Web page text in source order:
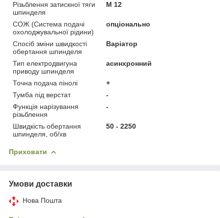
Різьблення затискної тяги
шпинделя
М 12
СОЖ (Система подачі
охолоджувальної рідини)
опціонально
Спосіб зміни швидкості
обертання шпинделя
Варіатор
Тип електродвигуна
приводу шпинделя
асинхронний
Точна подача пінолі
+
Тумба під верстат
-
Функція нарізування
різьблення
-
Швидкість обертання
шпинделя, об/хв
50 - 2250
Приховати
Умови доставки
Нова Пошта